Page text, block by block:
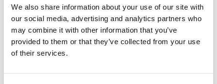
We also share information about your use of our site with
our social media, advertising and analytics partners who
may combine it with other information that you’ve
provided to them or that they’ve collected from your use
of their services.
Le fabricant de premier plan de solutions de finition
de surface et industrielles, Mirka Ltd, annonce
l’acquisition de tous les actifs liés aux meules
abrasives agglomérées conventionnelles du
fabricant renommé Hermes Schleifmittel GmbH.